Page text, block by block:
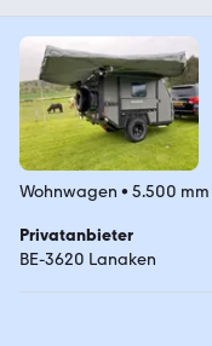
Wohnwagen • 5.500 mm
Privatanbieter
BE-3620 Lanaken